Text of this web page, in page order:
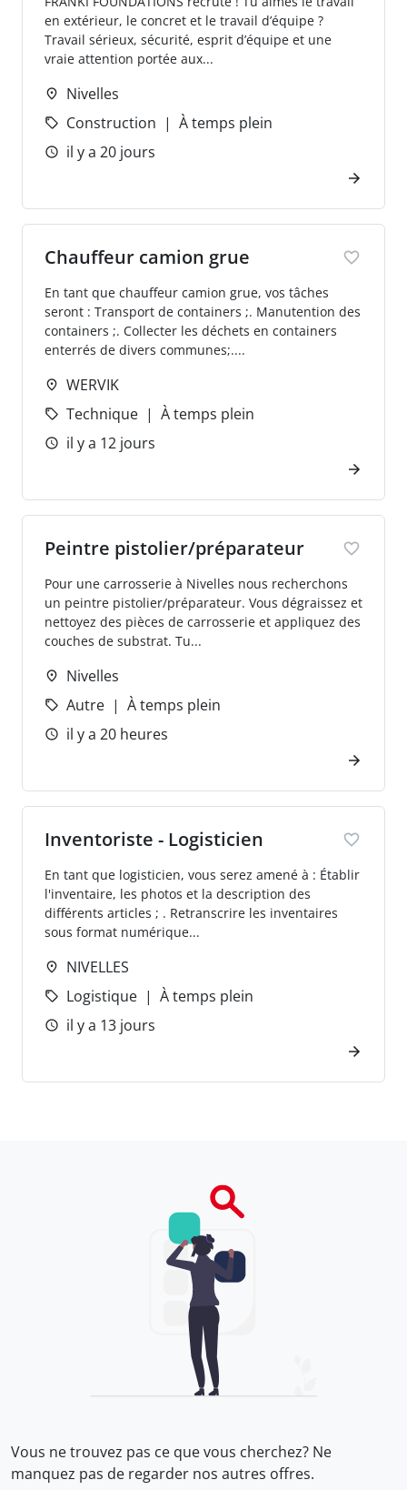
en extérieur, le concret et le travail d’équipe ?
Travail sérieux, sécurité, esprit d’équipe et une
vraie attention portée aux...
Nivelles
Construction
À temps plein
il y a 20 jours
Chauffeur camion grue
En tant que chauffeur camion grue, vos tâches
seront : Transport de containers ;. Manutention des
containers ;. Collecter les déchets en containers
enterrés de divers communes;....
WERVIK
Technique
À temps plein
il y a 12 jours
Peintre pistolier/préparateur
Pour une carrosserie à Nivelles nous recherchons
un peintre pistolier/préparateur. Vous dégraissez et
nettoyez des pièces de carrosserie et appliquez des
couches de substrat. Tu...
Nivelles
Autre
À temps plein
il y a 20 heures
Inventoriste - Logisticien
En tant que logisticien, vous serez amené à : Établir
l'inventaire, les photos et la description des
différents articles ; . Retranscrire les inventaires
sous format numérique...
NIVELLES
Logistique
À temps plein
il y a 13 jours
Vous ne trouvez pas ce que vous cherchez? Ne
manquez pas de regarder nos autres offres.